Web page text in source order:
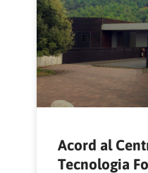
Acord al
Tecnologia